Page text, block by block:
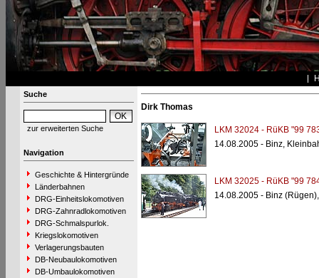
Suche
zur erweiterten Suche
Navigation
Geschichte & Hintergründe
Länderbahnen
DRG-Einheitslokomotiven
DRG-Zahnradlokomotiven
DRG-Schmalspurlok.
Kriegslokomotiven
Verlagerungsbauten
DB-Neubaulokomotiven
DB-Umbaulokomotiven
Dirk Thomas
LKM 32024 - RüKB "99
14.08.2005 - Binz,
LKM 32025 - RüKB "99
14.08.2005 - Binz